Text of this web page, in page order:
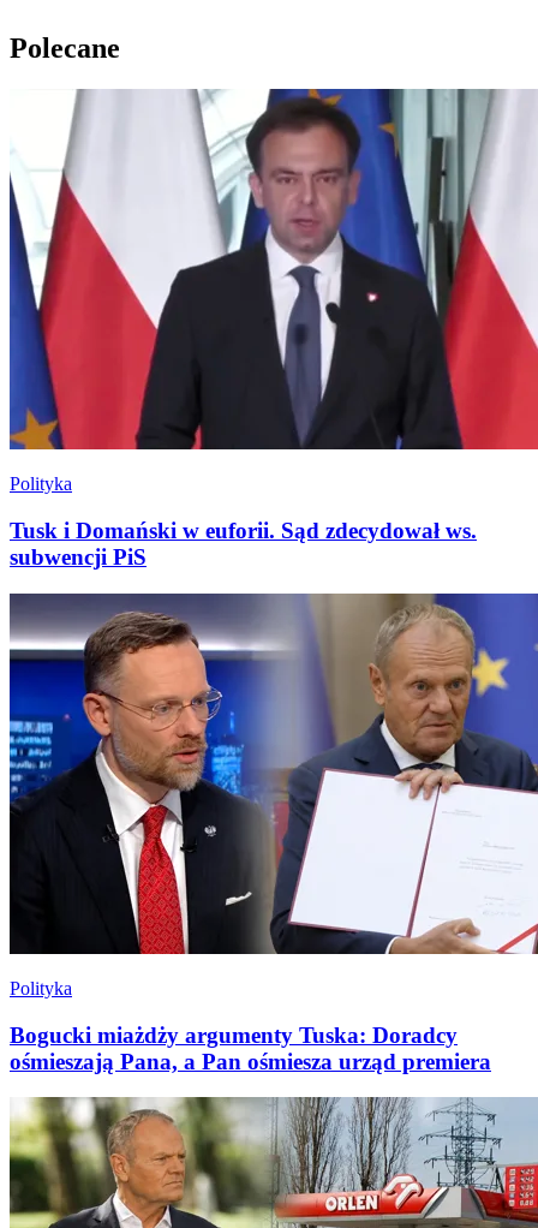
Polecane
Polityka
Tusk i Domański w euforii. Sąd zdecydował ws.
subwencji PiS
Polityka
Bogucki miażdży argumenty Tuska: Doradcy
ośmieszają Pana, a Pan ośmiesza urząd premiera